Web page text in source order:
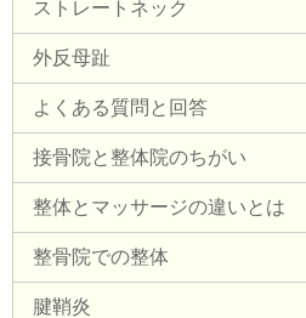
ストレートネック
外反母趾
よくある質問と回答
接骨院と整体院のちがい
整体とマッサージの違いとは
整骨院での整体
腱鞘炎